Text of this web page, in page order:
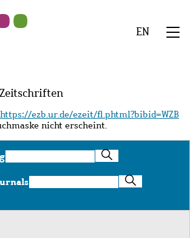
EN
https://ezb.ur.de/ezeit/fl.phtml?bibid=WZB
nicht erscheint.
Suche
im
KatalogSuche
nach
Journals